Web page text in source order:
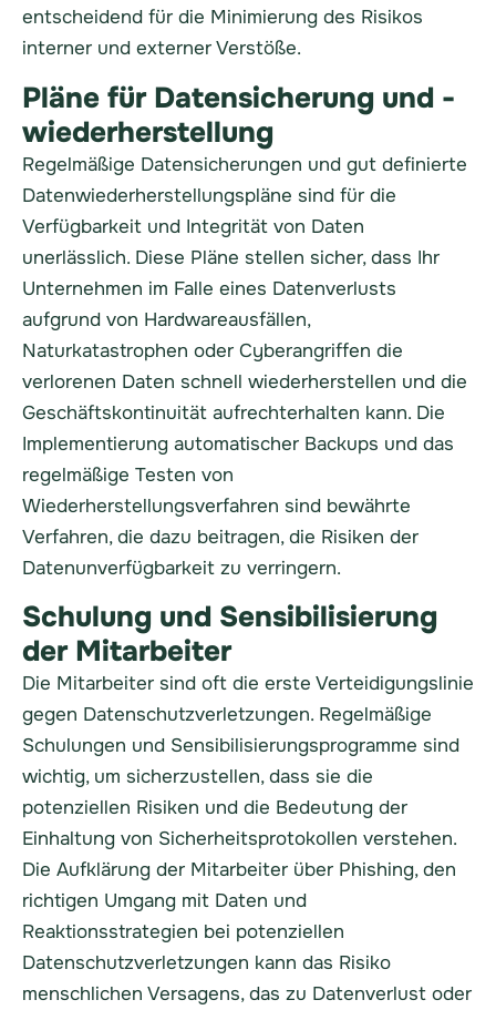
entscheidend für die Minimierung des Risikos
interner und externer Verstöße.
Pläne für Datensicherung und -
wiederherstellung
Regelmäßige Datensicherungen und gut definierte
Datenwiederherstellungspläne sind für die
Verfügbarkeit und Integrität von Daten
unerlässlich. Diese Pläne stellen sicher, dass Ihr
Unternehmen im Falle eines Datenverlusts
aufgrund von Hardwareausfällen,
Naturkatastrophen oder Cyberangriffen die
verlorenen Daten schnell wiederherstellen und die
Geschäftskontinuität aufrechterhalten kann. Die
Implementierung automatischer Backups und das
regelmäßige Testen von
Wiederherstellungsverfahren sind bewährte
Verfahren, die dazu beitragen, die Risiken der
Datenunverfügbarkeit zu verringern.
Schulung und Sensibilisierung
der Mitarbeiter
Die Mitarbeiter sind oft die erste Verteidigungslinie
gegen Datenschutzverletzungen. Regelmäßige
Schulungen und Sensibilisierungsprogramme sind
wichtig, um sicherzustellen, dass sie die
potenziellen Risiken und die Bedeutung der
Einhaltung von Sicherheitsprotokollen verstehen.
Die Aufklärung der Mitarbeiter über Phishing, den
richtigen Umgang mit Daten und
Reaktionsstrategien bei potenziellen
Datenschutzverletzungen kann das Risiko
menschlichen Versagens, das zu Datenverlust oder